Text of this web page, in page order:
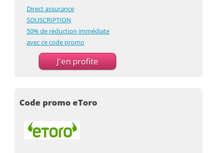
Direct assurance
SOUSCRIPTION
50% de réduction immédiate
avec ce code promo
J'en profite
Code promo eToro